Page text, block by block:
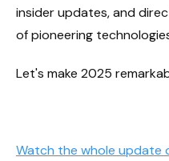
insider updates, and
of pioneering
Let's make 2025
Watch the whole update